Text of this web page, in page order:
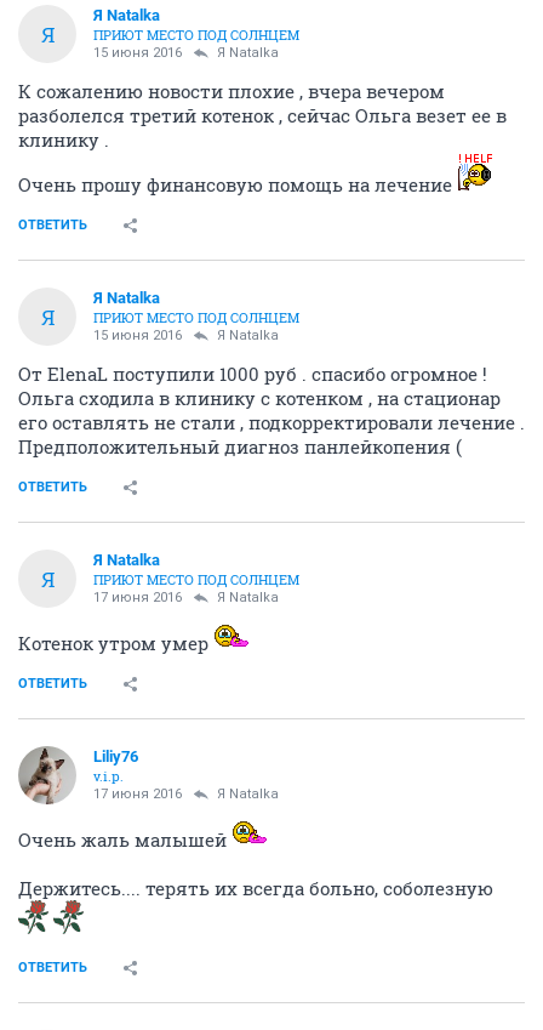
Я
Я Natalka
ПРИЮТ МЕСТО ПОД СОЛНЦЕМ
15 июня 2016 Я Natalka
К сожалению новости плохие , вчера вечером
разболелся третий котенок , сейчас Ольга везет ее в
клинику .
Очень прошу финансовую помощь на лечение
ОТВЕТИТЬ
Я
Я Natalka
ПРИЮТ МЕСТО ПОД СОЛНЦЕМ
15 июня 2016 Я Natalka
От ElenaL поступили 1000 руб . спасибо огромное !
Ольга сходила в клинику с котенком , на стационар
его оставлять не стали , подкорректировали лечение .
Предположительный диагноз панлейкопения (
ОТВЕТИТЬ
Я
Я Natalka
ПРИЮТ МЕСТО ПОД СОЛНЦЕМ
17 июня 2016 Я Natalka
Котенок утром умер
ОТВЕТИТЬ
Liliy76
v.i.p.
17 июня 2016 Я Natalka
Очень жаль малышей
Держитесь.... терять их всегда больно, соболезную
ОТВЕТИТЬ